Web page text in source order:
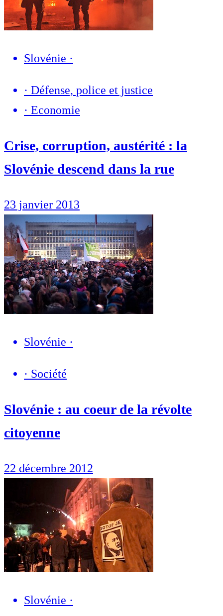
Slovénie ·
· Défense, police et justice
· Economie
Crise, corruption, austérité : la
Slovénie descend dans la rue
23 janvier 2013
Slovénie ·
· Société
Slovénie : au coeur de la révolte
citoyenne
22 décembre 2012
Slovénie ·